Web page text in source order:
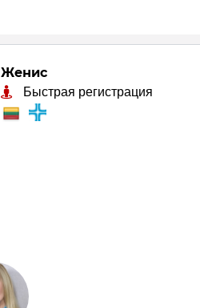
Женис
Быстрая регистрация